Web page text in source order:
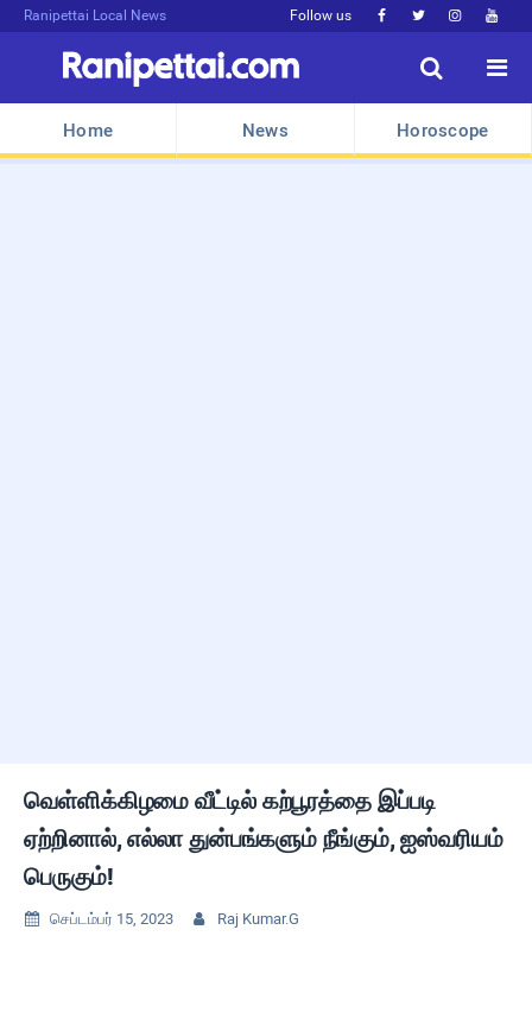
Ranipettai Local News Follow us    


Home News Horoscope
வெள்ளிக்கிழமை வீட்டில் கற்பூரத்தை இப்படி
ஏற்றினால், எல்லா துன்பங்களும் நீங்கும், ஐஸ்வரியம்
பெருகும்!
 செப்டம்பர் 15, 2023  Raj Kumar.G